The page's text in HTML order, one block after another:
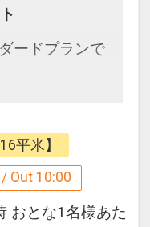
おりません
でのご利用は
徒歩3分
目の前
ードプランで
いたします。
ンドリーなが
け、
で思い出深く
約束いたしま
平米】
Out 10:00
おとな1名様あた